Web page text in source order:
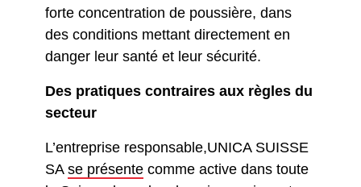
forte concentration de poussière, dans
des conditions mettant directement en
danger leur santé et leur sécurité.
Des pratiques contraires aux règles du
secteur
L’entreprise responsable,UNICA SUISSE
SA se présente comme active dans toute